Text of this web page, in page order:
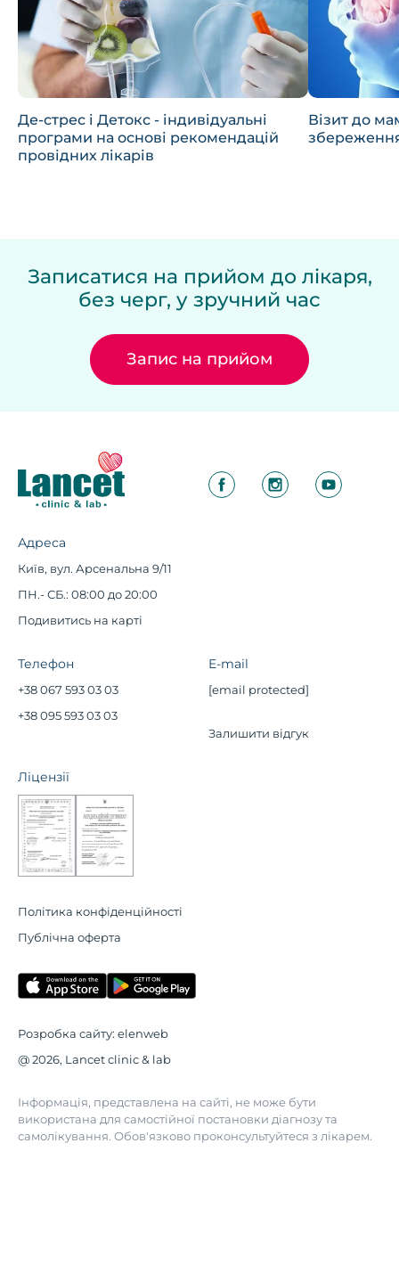
Де-стрес і Детокс - індивідуальні
програми на основі рекомендацій
провідних лікарів
Візит до
Записатися на прийом до лікаря,
без черг, у зручний час
Запис на прийом
Адреса
Київ, вул. Арсенальна 9/11
ПН.- СБ.: 08:00 до 20:00
Подивитись на карті
Телефон
+38 067 593 03 03
+38 095 593 03 03
E-mail
[email protected]
Залишити відгук
Ліцензії
Політика конфіденційності
Публічна оферта
Розробка сайту: elenweb
@ 2026, Lancet clinic & lab
Інформація, представлена на сайті, не може бути
використана для самостійної постановки діагнозу та
самолікування. Обов'язково проконсультуйтеся з лікарем.